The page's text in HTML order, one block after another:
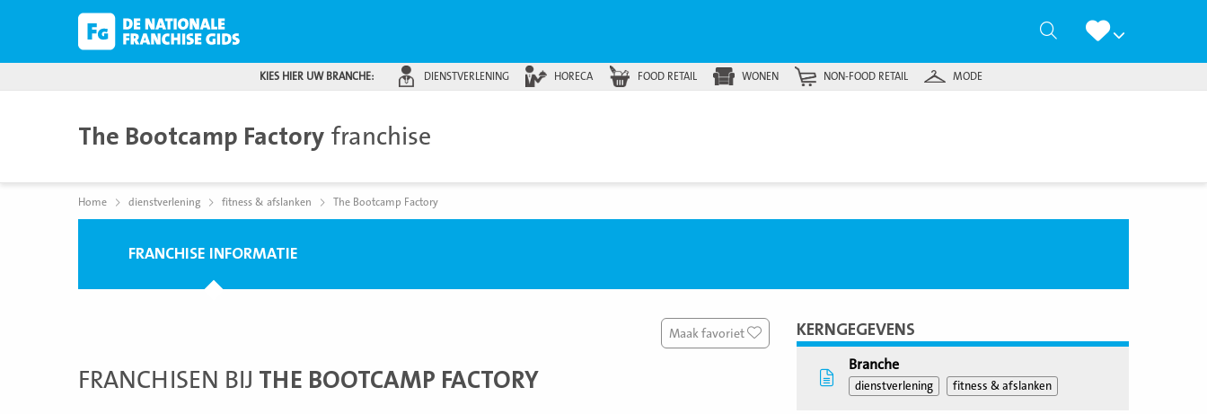
Zoeken
KIES HIER UW BRANCHE: DIENSTVERLENING HORECA FOOD RETAIL WONEN NON-FOOD RETAIL MODE
The Bootcamp Factory franchise
Home dienstverlening fitness & afslanken The Bootcamp Factory
FRANCHISE INFORMATIE
Maak favoriet
FRANCHISEN BIJ THE BOOTCAMP FACTORY
KERNGEGEVENS
Branche
dienstverlening fitness & afslanken